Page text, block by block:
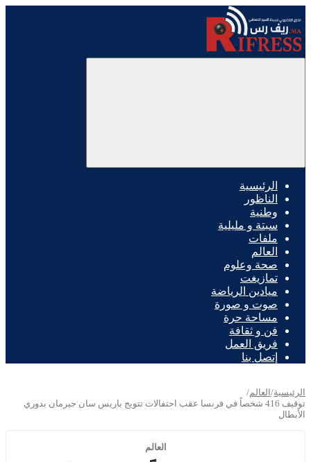
الرئيسية
الناظور
وطنية
سبتة و مليلية
ملفات
العالم
صحة وعلوم
تمازيغت
ميادين الرياضة
صوت و صورة
مساحة حرة
فن و ثقافة
فريق العمل
إتصل بنا
الرئيسية/ العالم/
توقيف 416 شخصاً في فرنسا عقب احتفالات تتويج باريس سان جيرمان بدوري
الأبطال
العالم